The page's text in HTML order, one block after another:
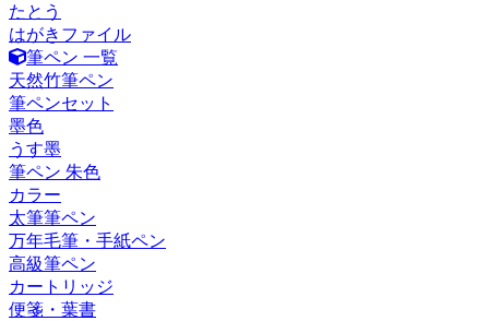
たとう
はがきファイル
筆ペン 一覧
天然竹筆ペン
筆ペンセット
墨色
うす墨
筆ペン 朱色
カラー
太筆筆ペン
万年毛筆・手紙ペン
高級筆ペン
カートリッジ
便箋・葉書